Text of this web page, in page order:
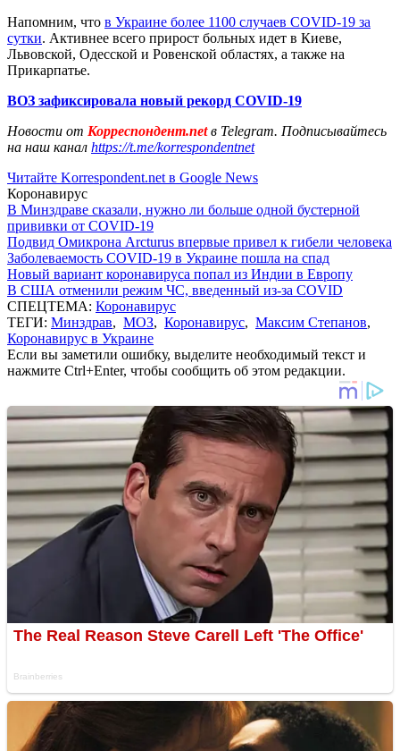
Напомним, что в Украине более 1100 случаев COVID-19 за
сутки. Активнее всего прирост больных идет в Киеве,
Львовской, Одесской и Ровенской областях, а также на
Прикарпатье.
ВОЗ зафиксировала новый рекорд COVID-19
Новости от Корреспондент.netв Telegram. Подписывайтесь
на наш канал https://t.me/korrespondentnet
Читайте Korrespondent.net в Google News
Коронавирус
В Минздраве сказали, нужно ли больше одной бустерной
прививки от COVID-19
Подвид Омикрона Arcturus впервые привел к гибели человека
Заболеваемость COVID-19 в Украине пошла на спад
Новый вариант коронавируса попал из Индии в Европу
В США отменили режим ЧС, введенный из-за COVID
СПЕЦТЕМА: Коронавирус
ТЕГИ: Минздрав, МОЗ, Коронавирус, Максим Степанов,
Коронавирус в Украине
Если вы заметили ошибку, выделите необходимый текст и
нажмите Ctrl+Enter, чтобы сообщить об этом редакции.